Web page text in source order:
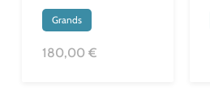
Grands
180,00 €